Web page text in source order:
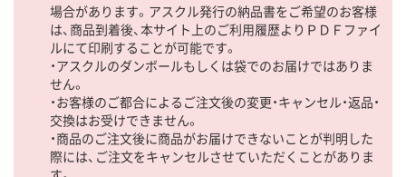
場合があります。アスクル発行の納品書をご希望のお客様
は、商品到着後、本サイト上のご利用履歴よりＰＤＦファイ
ルにて印刷することが可能です。
・アスクルのダンボールもしくは袋でのお届けではありま
せん。
・お客様のご都合によるご注文後の変更・キャンセル・返品・
交換はお受けできません。
・商品のご注文後に商品がお届けできないことが判明した
際には、ご注文をキャンセルさせていただくことがありま